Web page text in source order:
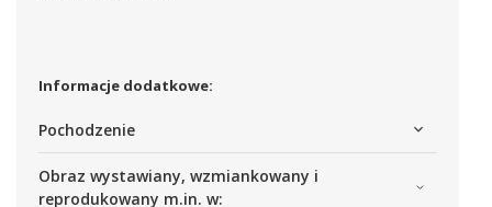
Informacje dodatkowe:
Pochodzenie
Obraz wystawiany, wzmiankowany i
reprodukowany m.in. w: